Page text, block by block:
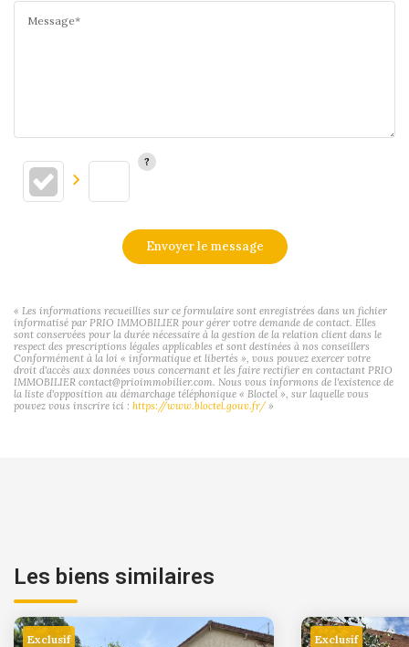
Message*
Envoyer le message
« Les informations recueillies sur ce formulaire sont enregistrées dans un fichier
informatisé par PRIO IMMOBILIER pour gérer votre demande de contact. Elles
sont conservées pour la durée nécessaire à la gestion de la relation client dans le
respect des prescriptions légales applicables et sont destinées à nos conseillers
Conformément à la loi « informatique et libertés », vous pouvez exercer votre
droit d'accès aux données vous concernant et les faire rectifier en contactant PRIO
IMMOBILIER contact@prioimmobilier.com. Nous vous informons de l'existence de
la liste d'opposition au démarchage téléphonique « Bloctel », sur laquelle vous
pouvez vous inscrire ici : https://www.bloctel.gouv.fr/»
Les biens similaires
Exclusif Exclusif